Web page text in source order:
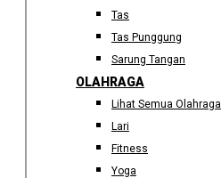
Tas
Tas Punggung
Sarung Tangan
OLAHRAGA
Lihat Semua Olahraga
Lari
Fitness
Yoga